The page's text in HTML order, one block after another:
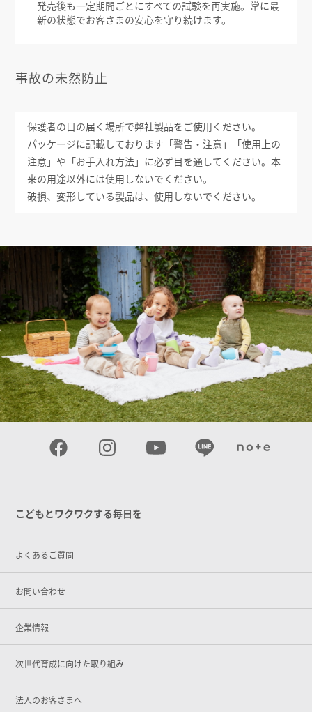
発売後も一定期間ごとにすべての試験を再実施。常に最
新の状態でお客さまの安心を守り続けます。
事故の未然防止
保護者の目の届く場所で弊社製品をご使用ください。
パッケージに記載しております「警告・注意」「使用上の
注意」や「お手入れ方法」に必ず目を通してください。本
来の用途以外には使用しないでください。
破損、変形している製品は、使用しないでください。
こどもとワクワクする毎日を
よくあるご質問
お問い合わせ
企業情報
次世代育成に向けた取り組み
法人のお客さまへ